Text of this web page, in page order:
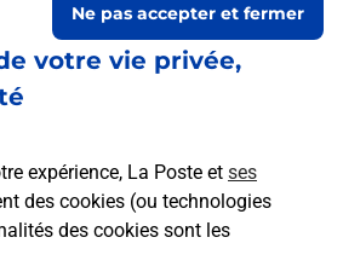
votre vie privée,
expérience, La Poste et ses
des cookies (ou technologies
des cookies sont les
Ne pas accepter et fermer
La Poste
La Foret
nouvel onglet